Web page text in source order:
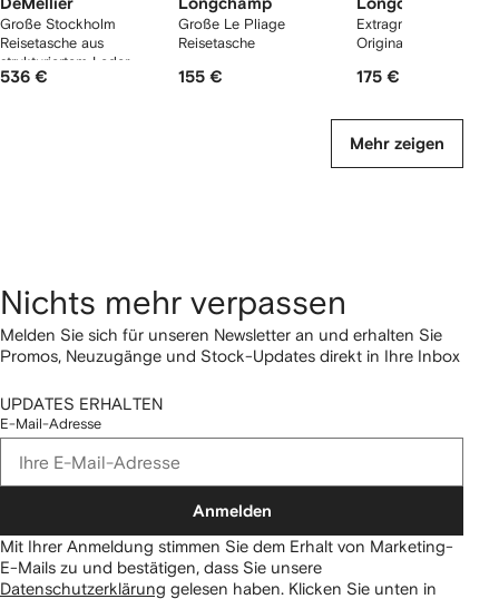
DeMellier
Große Stockholm
Reisetasche aus
strukturiertem Leder
536 €
Longchamp
Große Le Pliage
Reisetasche
155 €
Longchamp
Extragroße Le Pliage
Original Reisetasche
175 €
Mehr zeigen
Nichts mehr verpassen
Melden Sie sich für unseren Newsletter an und erhalten Sie
Promos, Neuzugänge und Stock-Updates direkt in Ihre Inbox
UPDATES ERHALTEN
E-Mail-Adresse
Anmelden
Mit Ihrer Anmeldung stimmen Sie dem Erhalt von Marketing-
E-Mails zu und bestätigen, dass Sie unsere
Datenschutzerklärung gelesen haben. Klicken Sie unten in